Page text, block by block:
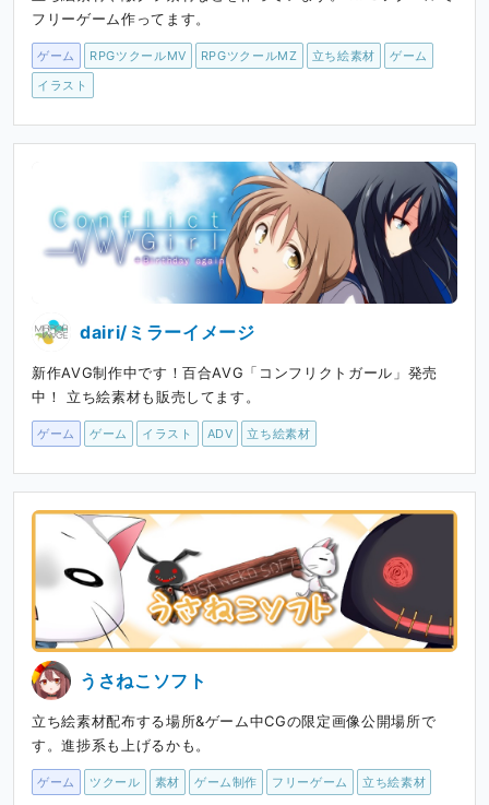
フリーゲーム作ってます。
ゲーム RPGツクールMV RPGツクールMZ 立ち絵素材
ゲーム
イラスト
dairi/ミラーイメージ
新作AVG制作中です！百合AVG「コンフリクトガール」発売
中！ 立ち絵素材も販売してます。
ゲーム ゲーム イラスト ADV 立ち絵素材
うさねこソフト
立ち絵素材配布する場所&ゲーム中CGの限定画像公開場所で
す。進捗系も上げるかも。
ゲーム ツクール 素材 ゲーム制作 フリーゲーム 立ち絵素材